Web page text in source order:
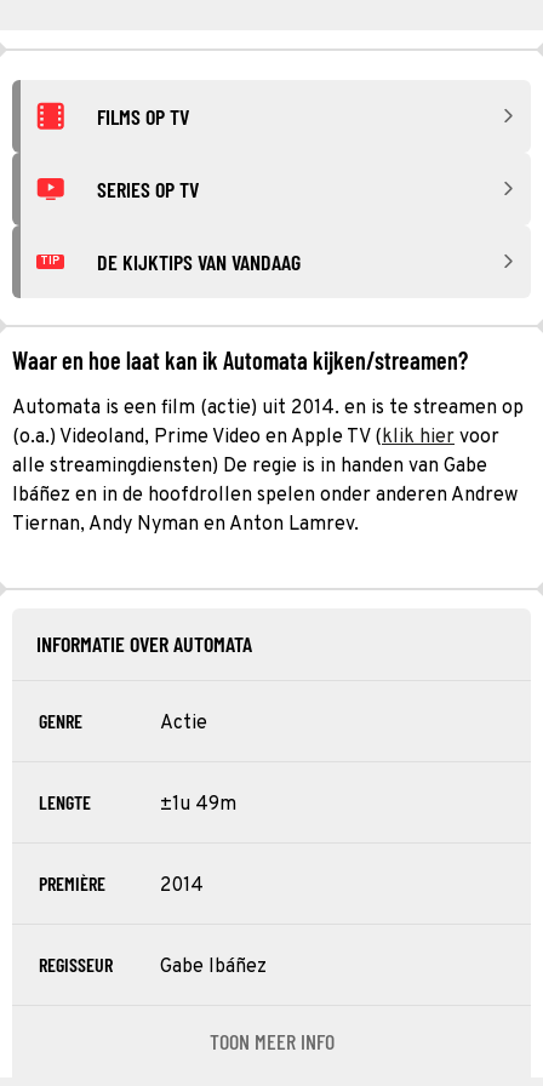
FILMS OP TV
SERIES OP TV
TIP DE KIJKTIPS VAN VANDAAG
Waar en hoe laat kan ik Automata kijken/streamen?
Automata is een film (actie) uit 2014. en is te streamen op
(o.a.) Videoland, Prime Video en Apple TV (klik hier voor
alle streamingdiensten) De regie is in handen van Gabe
Ibáñez en in de hoofdrollen spelen onder anderen Andrew
Tiernan, Andy Nyman en Anton Lamrev.
INFORMATIE OVER AUTOMATA
GENRE Actie
LENGTE ±1u 49m
PREMIÈRE 2014
REGISSEUR Gabe Ibáñez
TOON MEER INFO